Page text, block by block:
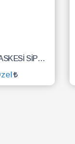
KORUYUCU YÜZ MASKESİ SİPERLİK.YÜZ KALKANI.DENTAL MASKE